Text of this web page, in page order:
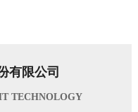
有限公司
TECHNOLOGY